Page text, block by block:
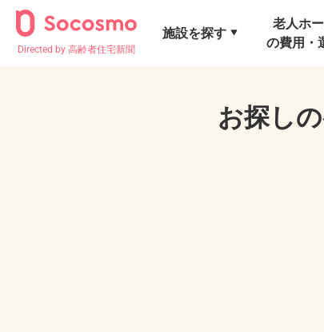
Directed by 高齢者住宅新聞
施設を探す
老人ホ
の費用・
お探し